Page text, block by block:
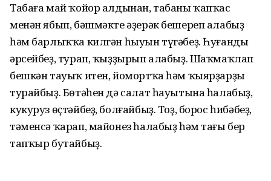
Табаға май ҡойор алдынан, табаны ҡапҡас
менән ябып, бәшмәкте әҙерәк бешереп алабыҙ
һәм барлыҡҡа килгән һыуын түгәбеҙ. Һуғанды
әрсейбеҙ, турап, ҡыҙҙырып алабыҙ. Шаҡмаҡлап
бешкән тауыҡ итен, йомортҡа һәм ҡыярҙарҙы
турайбыҙ. Бөтәһен дә салат һауытына һалабыҙ,
кукуруз өҫтәйбеҙ, болғайбыҙ. Тоҙ, борос һибәбеҙ,
тәменсә ҡарап, майонез һалабыҙ һәм тағы бер
тапҡыр бутайбыҙ.